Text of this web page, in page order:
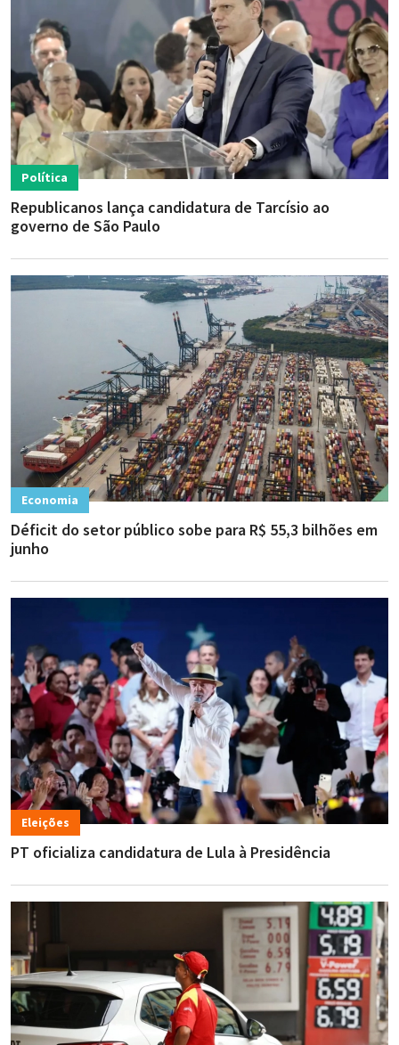
Política
Republicanos lança candidatura de Tarcísio ao
governo de São Paulo
Economia
Déficit do setor público sobe para R$ 55,3 bilhões em
junho
Eleições
PT oficializa candidatura de Lula à Presidência